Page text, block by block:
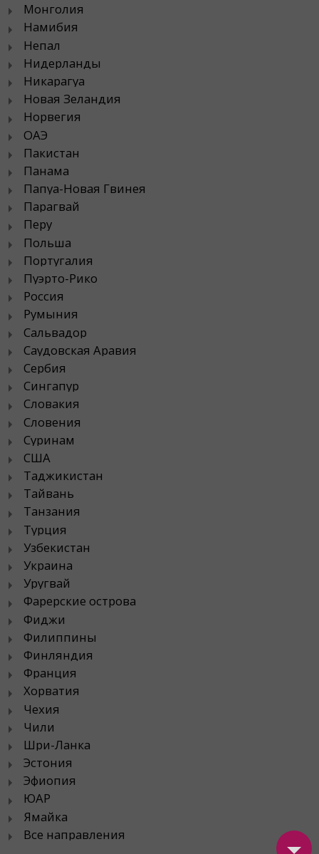
Монголия
Намибия
Непал
Нидерланды
Никарагуа
Новая Зеландия
Норвегия
ОАЭ
Пакистан
Панама
Папуа-Новая Гвинея
Парагвай
Перу
Польша
Португалия
Пуэрто-Рико
Россия
Румыния
Сальвадор
Саудовская Аравия
Сербия
Сингапур
Словакия
Словения
Суринам
США
Таджикистан
Тайвань
Танзания
Турция
Узбекистан
Украина
Уругвай
Фарерские острова
Фиджи
Филиппины
Финляндия
Франция
Хорватия
Чехия
Чили
Шри-Ланка
Эстония
Эфиопия
ЮАР
Ямайка
Все направления